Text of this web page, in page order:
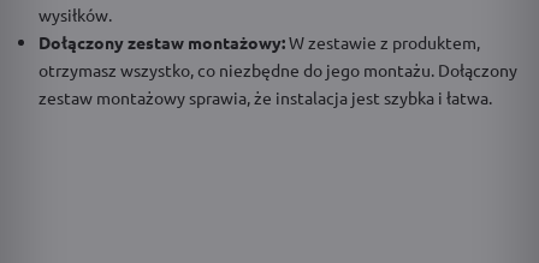
wysiłków.
Dołączony zestaw montażowy:W zestawie z produktem,
otrzymasz wszystko, co niezbędne do jego montażu. Dołączony
zestaw montażowy sprawia, że instalacja jest szybka i łatwa.